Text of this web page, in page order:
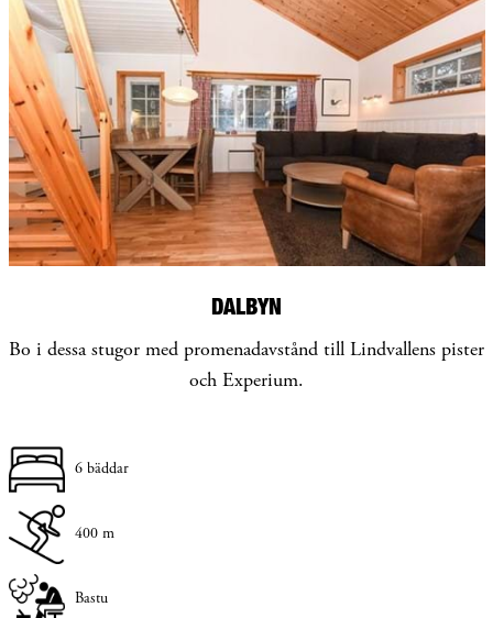
DALBYN
Bo i dessa stugor med promenadavstånd till Lindvallens pister
och Experium.
6 bäddar
400 m
Bastu